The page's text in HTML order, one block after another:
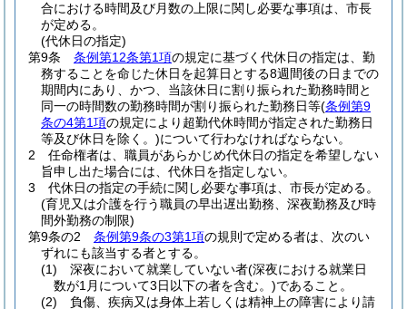
合における時間及び月数の上限に関し必要な事項は、市長
が定める。
(代休日の指定)
第9条
条例第12条第1項の規定に基づく代休日の指定は、勤
務することを命じた休日を起算日とする8週間後の日までの
期間内にあり、かつ、当該休日に割り振られた勤務時間と
同一の時間数の勤務時間が割り振られた勤務日等(条例第9
条の4第1項の規定により超勤代休時間が指定された勤務日
等及び休日を除く。)について行わなければならない。
2
任命権者は、職員があらかじめ代休日の指定を希望しない
旨申し出た場合には、代休日を指定しない。
3
代休日の指定の手続に関し必要な事項は、市長が定める。
(育児又は介護を行う職員の早出遅出勤務、深夜勤務及び時
間外勤務の制限)
第9条の2
条例第9条の3第1項の規則で定める者は、次のい
ずれにも該当する者とする。
(1)
深夜において就業していない者(深夜における就業日
数が1月について3日以下の者を含む。)であること。
(2)
負傷、疾病又は身体上若しくは精神上の障害により請